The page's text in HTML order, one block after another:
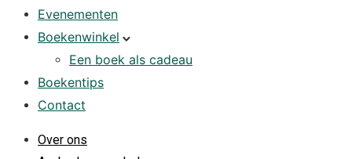
Evenementen
Boekenwinkel
Een boek als cadeau
Boekentips
Contact
Over ons